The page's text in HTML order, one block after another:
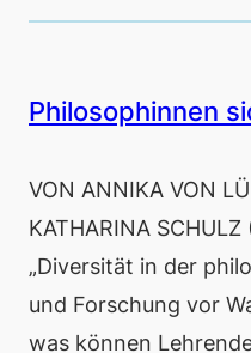
Philosophinnen
VON ANNIKA VON
KATHARINA
„Diversität in der
und Forschung vor
was können